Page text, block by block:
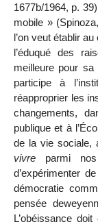
1677b/1964, p.
mobile »
l’on veut établir
l’éduqué des
meilleure pour
participe à
réapproprier les
changements,
publique et à
de la vie sociale,
vivre parmi nos
d’expérimenter
démocratie
pensée
L’obéissance